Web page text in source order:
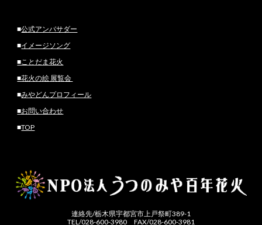
■公式アンバサダー
■イメージソング
■ことだま花火
■花火の絵 展覧会
■みやどんプロフィール
■お問い合わせ
■TOP
連絡先/栃木県宇都宮市上戸祭町389-1
TEL/028-600-3980 FAX/028-600-3981